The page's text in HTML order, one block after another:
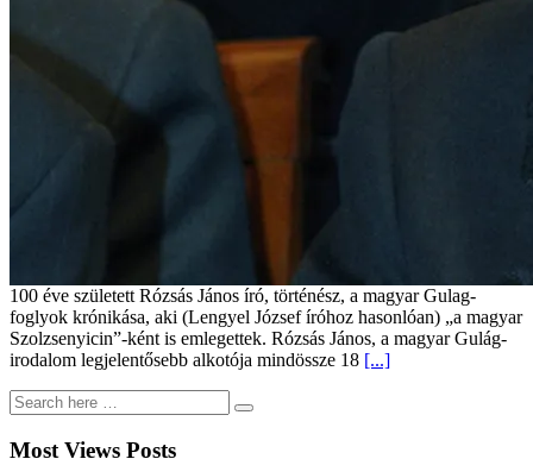
100 éve született Rózsás János író, történész, a magyar Gulag-
foglyok krónikása, aki (Lengyel József íróhoz hasonlóan) „a magyar
Szolzsenyicin”-ként is emlegettek. Rózsás János, a magyar Gulág-
irodalom legjelentősebb alkotója mindössze 18 [...]
Most Views Posts